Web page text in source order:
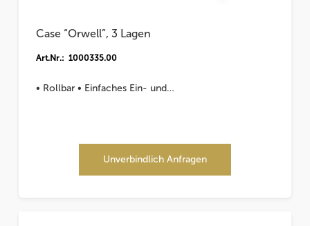
Case “Orwell”, 3 Lagen
Art.Nr.: 1000335.00
• Rollbar • Einfaches Ein- und…
Unverbindlich Anfragen